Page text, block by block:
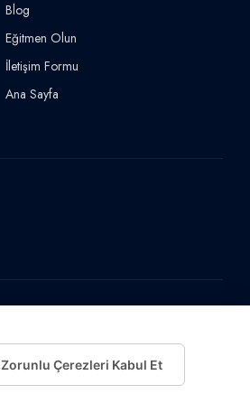
Blog
Eğitmen Olun
İletişim Formu
Ana Sayfa
Zorunlu Çerezleri Kabul Et